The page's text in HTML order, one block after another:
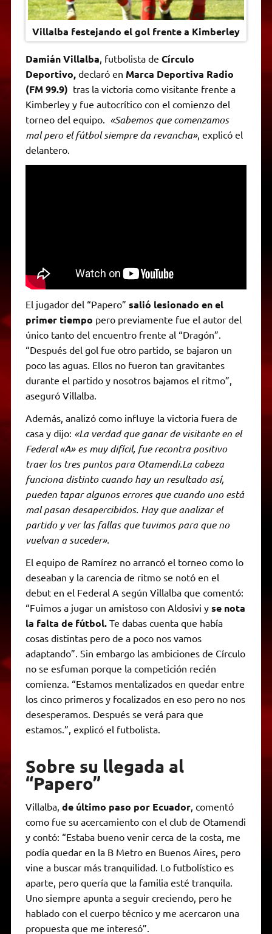
Villalba festejando el gol frente a Kimberley
Damián Villalba , futbolista de Círculo
Deportivo, declaró en Marca Deportiva Radio
(FM 99.9) tras la victoria como visitante frente a
Kimberley y fue autocrítico con el comienzo del
torneo del equipo. «Sabemos que comenzamos
mal pero el fútbol siempre da revancha», explicó el
delantero.
El jugador del “Papero” salió lesionado en el
primer tiempo pero previamente fue el autor del
único tanto del encuentro frente al “Dragón”.
“Después del gol fue otro partido, se bajaron un
poco las aguas. Ellos no fueron tan gravitantes
durante el partido y nosotros bajamos el ritmo”,
aseguró Villalba.
Además, analizó como influye la victoria fuera de
casa y dijo: «La verdad que ganar de visitante en el
Federal «A» es muy difícil, fue recontra positivo
traer los tres puntos para Otamendi.La cabeza
funciona distinto cuando hay un resultado así,
pueden tapar algunos errores que cuando uno está
mal pasan desapercibidos. Hay que analizar el
partido y ver las fallas que tuvimos para que no
vuelvan a suceder».
El equipo de Ramírez no arrancó el torneo como lo
deseaban y la carencia de ritmo se notó en el
debut en el Federal A según Villalba que comentó:
“Fuimos a jugar un amistoso con Aldosivi y se nota
la falta de fútbol.Te dabas cuenta que había
cosas distintas pero de a poco nos vamos
adaptando”. Sin embargo las ambiciones de Círculo
no se esfuman porque la competición recién
comienza. “Estamos mentalizados en quedar entre
los cinco primeros y focalizados en eso pero no nos
desesperamos. Después se verá para que
estamos.”, explicó el futbolista.
Sobre su llegada al
“Papero”
Villalba, de último paso por Ecuador, comentó
como fue su acercamiento con el club de Otamendi
y contó: “Estaba bueno venir cerca de la costa, me
podía quedar en la B Metro en Buenos Aires, pero
vine a buscar más tranquilidad. Lo futbolístico es
aparte, pero quería que la familia esté tranquila.
Uno siempre apunta a seguir creciendo, pero he
hablado con el cuerpo técnico y me acercaron una
propuesta que me interesó”.